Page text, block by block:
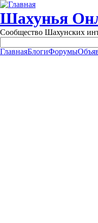
Перейти к основному
Шахунья
Сообщество Шахунских
Main menu
ГлавнаяБлогиФорумы